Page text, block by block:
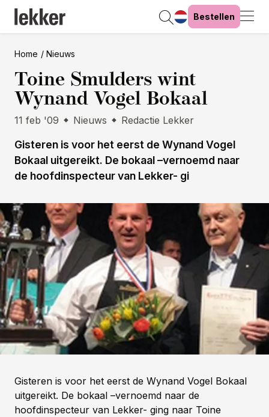
Bestellen
Home Nieuws
Toine Smulders wint
Wynand Vogel Bokaal
11 feb '09 Nieuws Redactie Lekker
Gisteren is voor het eerst de Wynand Vogel
Bokaal uitgereikt. De bokaal –vernoemd naar
de hoofdinspecteur van Lekker- gi
Gisteren is voor het eerst de Wynand Vogel Bokaal
uitgereikt. De bokaal –vernoemd naar de
hoofdinspecteur van Lekker- ging naar Toine